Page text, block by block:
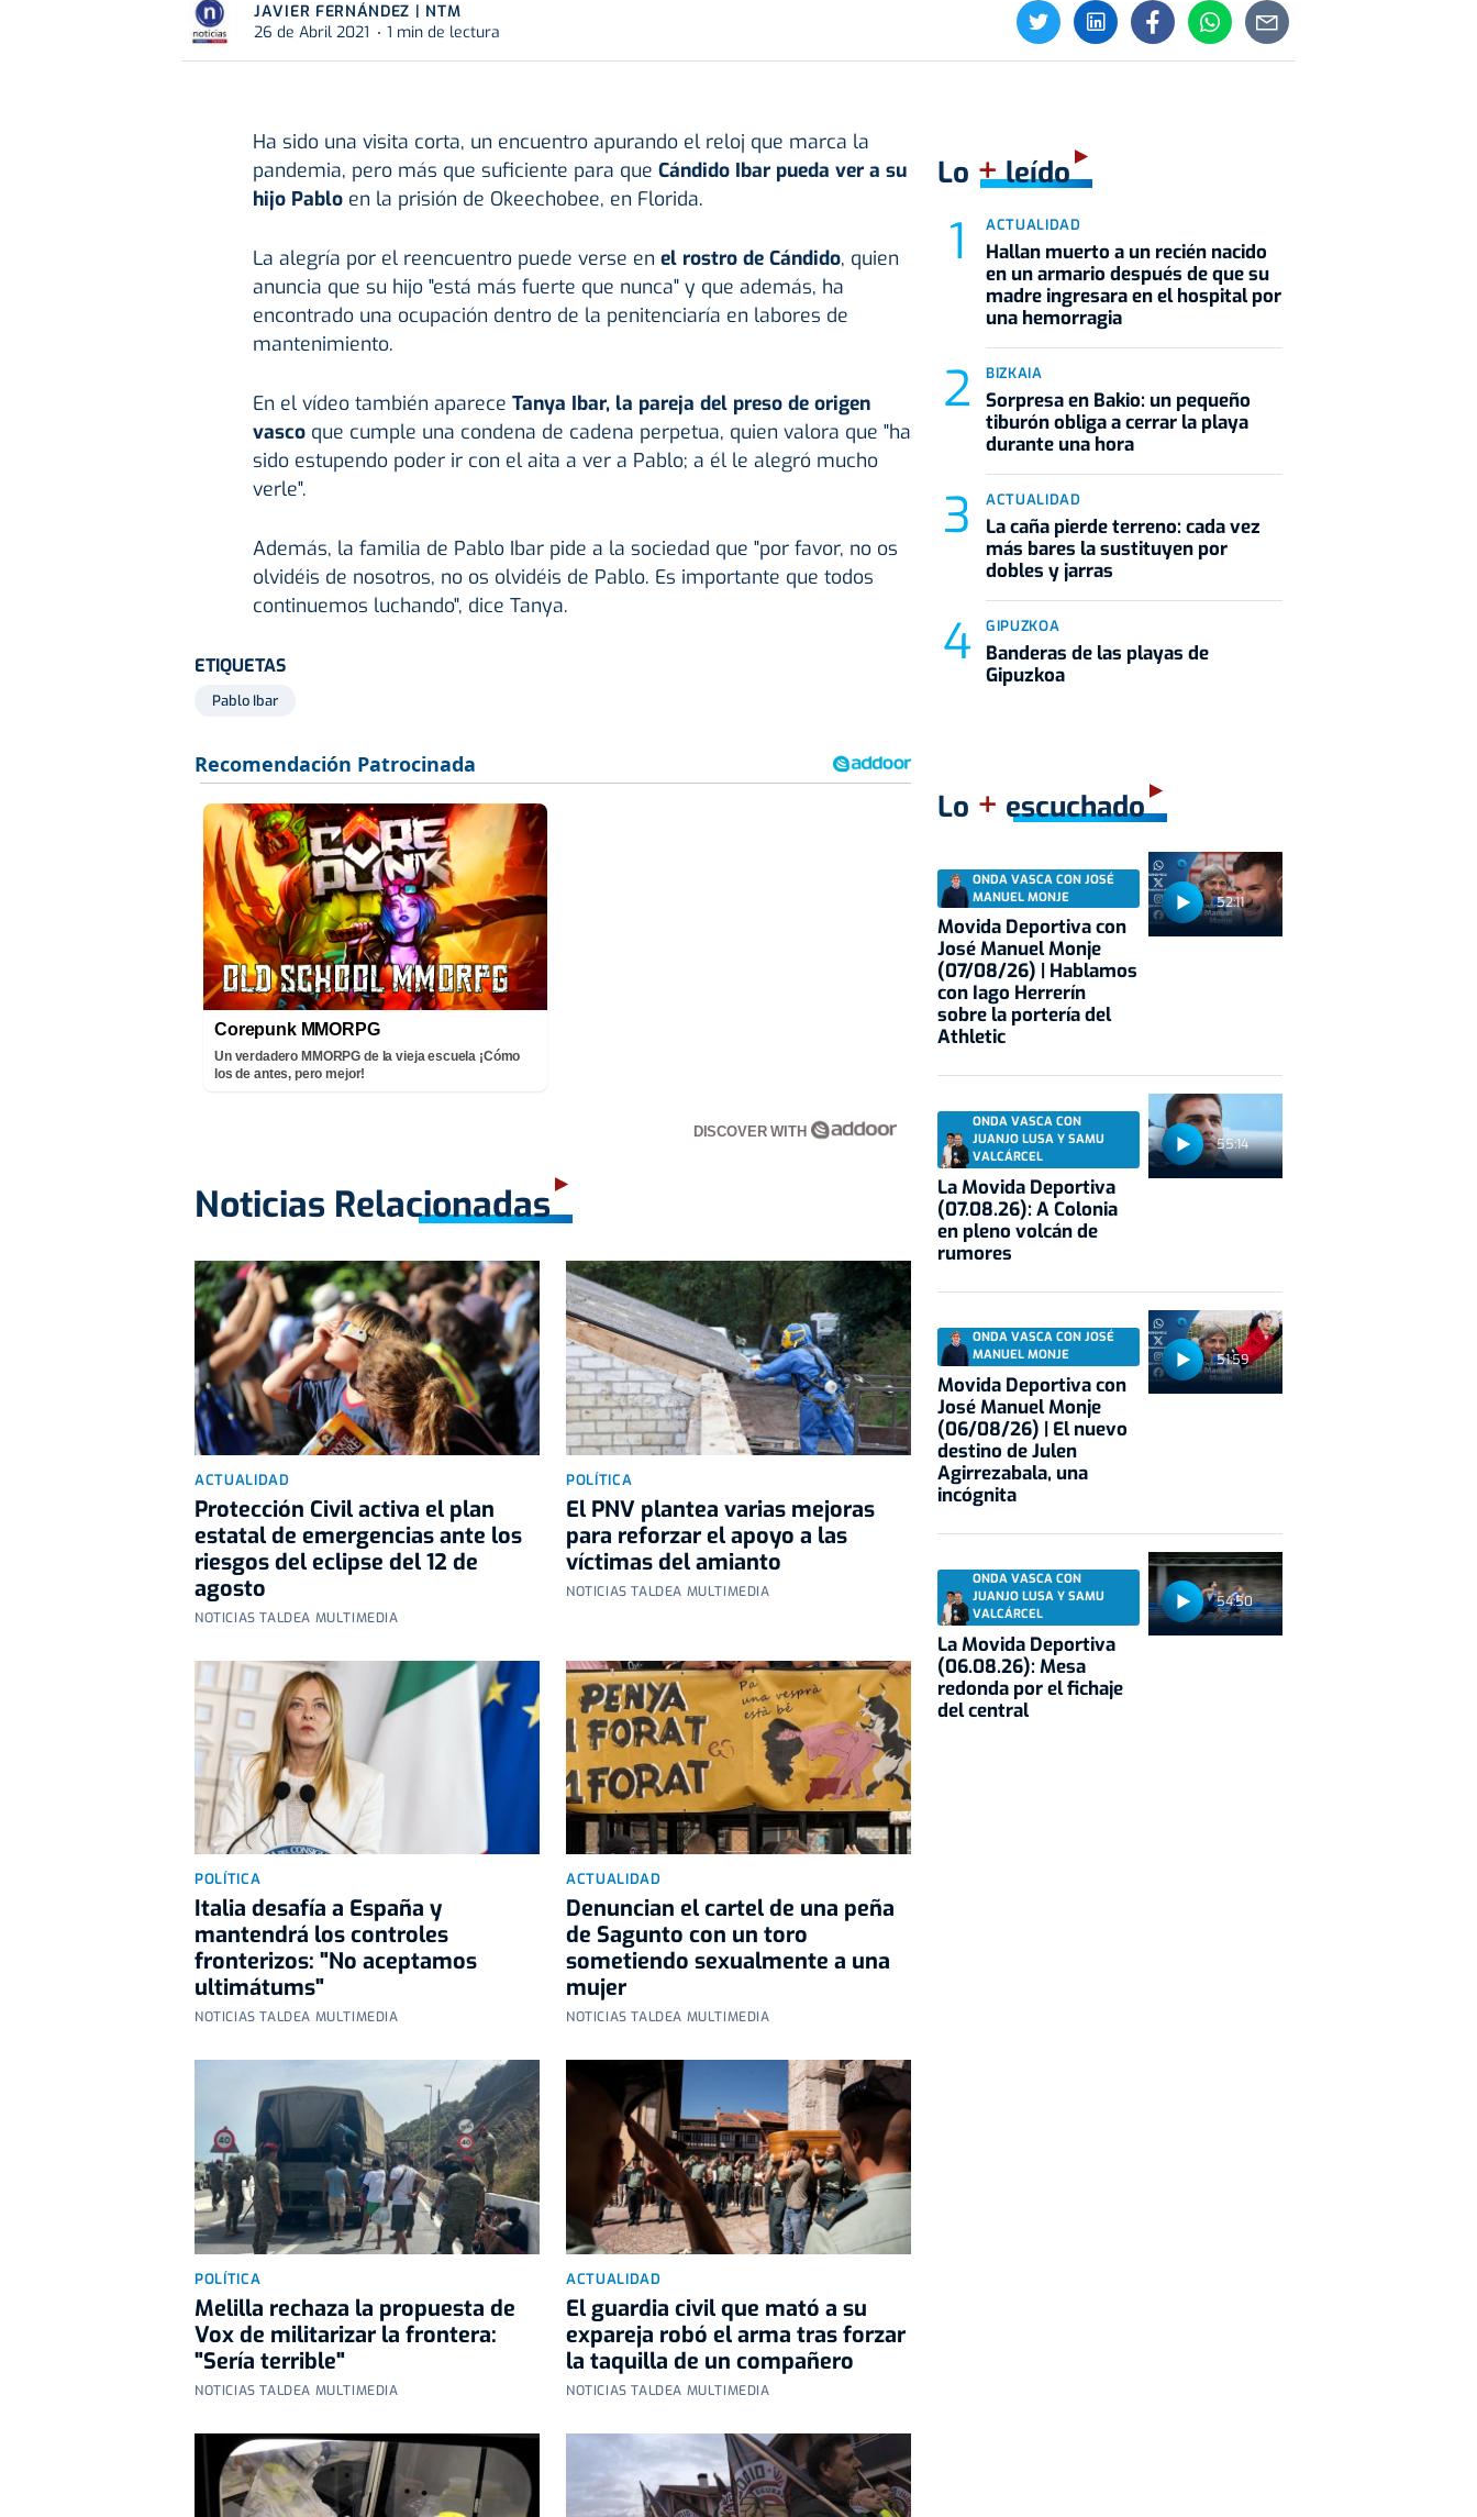
JAVIER FERNÁNDEZ | NTM
26 de Abril 2021
1 min de lectura
Ha sido una visita corta, un encuentro apurando el reloj que marca la
pandemia, pero más que suficiente para que Cándido Ibar pueda ver a su
hijo Pablo en la prisión de Okeechobee, en Florida.
La alegría por el reencuentro puede verse en el rostro de Cándido, quien
anuncia que su hijo "está más fuerte que nunca" y que además, ha
encontrado una ocupación dentro de la penitenciaría en labores de
mantenimiento.
En el vídeo también aparece Tanya Ibar, la pareja del preso de origen
vascoque cumple una condena de cadena perpetua, quien valora que "ha
sido estupendo poder ir con el aita a ver a Pablo; a él le alegró mucho
verle".
Además, la familia de Pablo Ibar pide a la sociedad que "por favor, no os
olvidéis de nosotros, no os olvidéis de Pablo. Es importante que todos
continuemos luchando", dice Tanya.
ETIQUETAS
Pablo Ibar
Corepunk MMORPG
Un verdadero MMORPG de la vieja escuela ¡Cómo
los de antes, pero mejor!
DISCOVER WITH
Noticias Relacionadas
ACTUALIDAD
Protección Civil activa el plan
estatal de emergencias ante los
riesgos del eclipse del 12 de
agosto
NOTICIAS TALDEA MULTIMEDIA
POLÍTICA
El PNV plantea varias mejoras
para reforzar el apoyo a las
víctimas del amianto
NOTICIAS TALDEA MULTIMEDIA
POLÍTICA
Italia desafía a España y
mantendrá los controles
fronterizos: "No aceptamos
ultimátums"
NOTICIAS TALDEA MULTIMEDIA
ACTUALIDAD
Denuncian el cartel de una peña
de Sagunto con un toro
sometiendo sexualmente a una
mujer
NOTICIAS TALDEA MULTIMEDIA
POLÍTICA
Melilla rechaza la propuesta de
Vox de militarizar la frontera:
"Sería terrible"
NOTICIAS TALDEA MULTIMEDIA
ACTUALIDAD
El guardia civil que mató a su
expareja robó el arma tras forzar
la taquilla de un compañero
NOTICIAS TALDEA MULTIMEDIA
Lo +leído
ACTUALIDAD
Hallan muerto a un recién nacido
en un armario después de que su
madre ingresara en el hospital por
una hemorragia
BIZKAIA
Sorpresa en Bakio: un pequeño
tiburón obliga a cerrar la playa
durante una hora
ACTUALIDAD
La caña pierde terreno: cada vez
más bares la sustituyen por
dobles y jarras
GIPUZKOA
Banderas de las playas de
Gipuzkoa
Lo + escuchado
52:11
ONDA VASCA CON JOSÉ
MANUEL MONJE
Movida Deportiva con
José Manuel Monje
(07/08/26) | Hablamos
con Iago Herrerín
sobre la portería del
Athletic
55:14
ONDA VASCA CON
JUANJO LUSA Y SAMU
VALCÁRCEL
La Movida Deportiva
(07.08.26): A Colonia
en pleno volcán de
rumores
51:59
ONDA VASCA CON JOSÉ
MANUEL MONJE
Movida Deportiva con
José Manuel Monje
(06/08/26) | El nuevo
destino de Julen
Agirrezabala, una
incógnita
54:50
ONDA VASCA CON
JUANJO LUSA Y SAMU
VALCÁRCEL
La Movida Deportiva
(06.08.26): Mesa
redonda por el fichaje
del central